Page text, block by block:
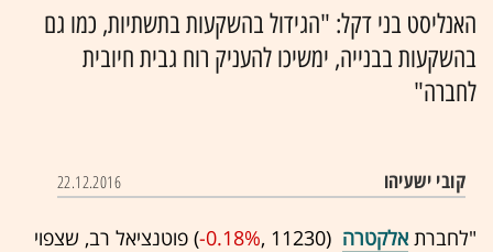
האנליסט בני דקל: "הגידול בהשקעות בתשתיות, כמו גם
בהשקעות בבנייה, ימשיכו להעניק רוח גבית חיובית
לחברה"
קובי ישעיהו 22.12.2016
"לחברת אלקטרה (11230 ,‎
-0.18%‏) פוטנציאל רב, שצפוי